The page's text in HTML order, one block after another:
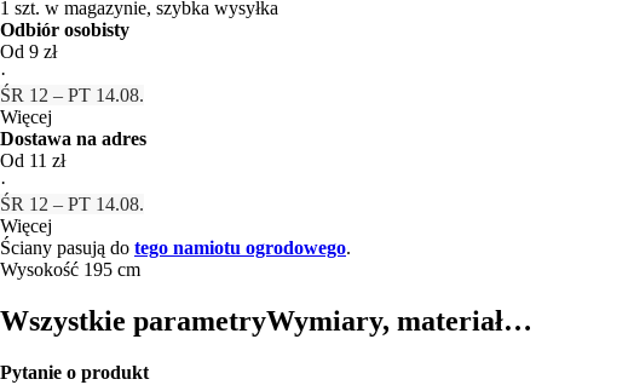
1 szt. w magazynie, szybka wysyłka
Odbiór osobisty
Od 9 zł
·
ŚR 12 – PT 14.08.
Więcej
Dostawa na adres
Od 11 zł
·
ŚR 12 – PT 14.08.
Więcej
Ściany pasują do tego namiotu ogrodowego.
Wysokość 195 cm
Wszystkie parametryWymiary, materiał…
Pytanie o produkt